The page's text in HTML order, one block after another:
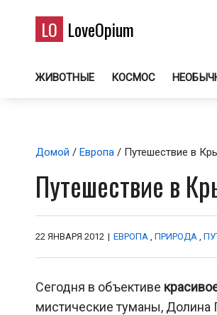
LO LoveOpium
ЖИВОТНЫЕ КОСМОС
Домой / Европа / Путешествие в
Путешествие в
22 ЯНВАРЯ 2012 | ЕВРОПА , ПРИРОДА ,
Сегодня в объективе
мистические туманы,